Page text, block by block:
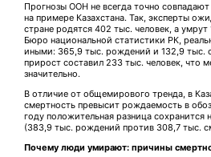
Прогнозы ООН не всегда точно
на примере Казахстана. Так, эксперты
стране родятся 402 тыс. человек, а
Бюро национальной статистики РК,
иными: 365,9 тыс. рождений и 132,9 тыс.
прирост составил 233 тыс. человек, что
значительно.
В отличие от общемирового тренда, в
смертность превысит рождаемость в
году положительная разница сохранится
(383,9 тыс. рождений против 308,7 тыс.
Почему люди умирают: причины